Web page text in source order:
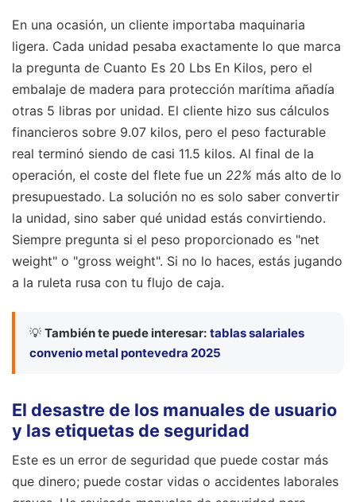
En una ocasión, un cliente importaba maquinaria
ligera. Cada unidad pesaba exactamente lo que marca
la pregunta de Cuanto Es 20 Lbs En Kilos, pero el
embalaje de madera para protección marítima añadía
otras 5 libras por unidad. El cliente hizo sus cálculos
financieros sobre 9.07 kilos, pero el peso facturable
real terminó siendo de casi 11.5 kilos. Al final de la
operación, el coste del flete fue un 22% más alto de lo
presupuestado. La solución no es solo saber convertir
la unidad, sino saber qué unidad estás convirtiendo.
Siempre pregunta si el peso proporcionado es "net
weight" o "gross weight". Si no lo haces, estás jugando
a la ruleta rusa con tu flujo de caja.
💡 También te puede interesar: tablas salariales
convenio metal pontevedra 2025
El desastre de los manuales de usuario
y las etiquetas de seguridad
Este es un error de seguridad que puede costar más
que dinero; puede costar vidas o accidentes laborales